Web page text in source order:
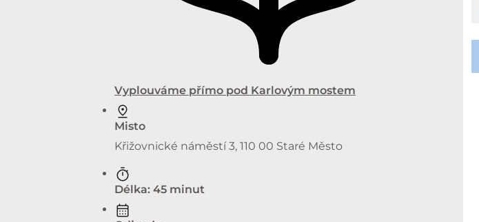
Vyplouváme přímo pod Karlovým mostem
Misto
Křižovnické náměstí 3, 110 00 Staré Město
Délka: 45 minut